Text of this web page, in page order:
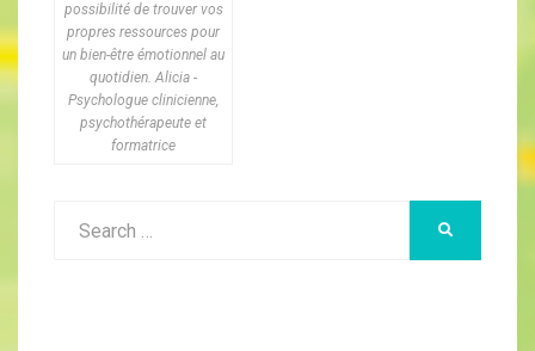
possibilité de trouver vos
propres ressources pour
un bien-être émotionnel au
quotidien. Alicia -
Psychologue clinicienne,
psychothérapeute et
formatrice